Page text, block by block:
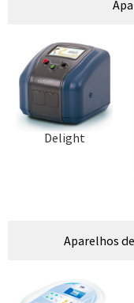
Delight
Aparelhos de